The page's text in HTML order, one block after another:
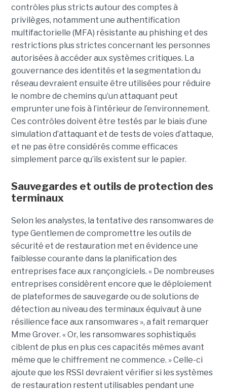
contrôles plus stricts autour des comptes à
privilèges, notamment une authentification
multifactorielle (MFA) résistante au phishing et des
restrictions plus strictes concernant les personnes
autorisées à accéder aux systèmes critiques. La
gouvernance des identités et la segmentation du
réseau devraient ensuite être utilisées pour réduire
le nombre de chemins qu’un attaquant peut
emprunter une fois à l’intérieur de l’environnement.
Ces contrôles doivent être testés par le biais d’une
simulation d’attaquant et de tests de voies d’attaque,
et ne pas être considérés comme efficaces
simplement parce qu’ils existent sur le papier.
Sauvegardes et outils de protection des
terminaux
Selon les analystes, la tentative des ransomwares de
type Gentlemen de compromettre les outils de
sécurité et de restauration met en évidence une
faiblesse courante dans la planification des
entreprises face aux rançongiciels. « De nombreuses
entreprises considèrent encore que le déploiement
de plateformes de sauvegarde ou de solutions de
détection au niveau des terminaux équivaut à une
résilience face aux ransomwares », a fait remarquer
Mme Grover. « Or, les ransomwares sophistiqués
ciblent de plus en plus ces capacités mêmes avant
même que le chiffrement ne commence. » Celle-ci
ajoute que les RSSI devraient vérifier si les systèmes
de restauration restent utilisables pendant une